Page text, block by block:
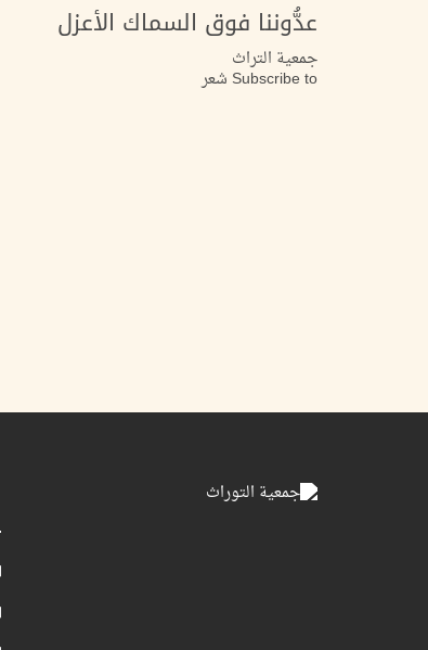
عدُّوننا فوق السماك الأعزل
جمعية التراث
Subscribe to شعر